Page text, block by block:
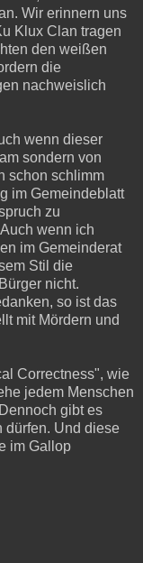
Wir erinnern uns
Klux Clan tragen
den weißen
die
nachweislich
wenn dieser
sondern von
schon schlimm
im Gemeindeblatt
zu
wenn ich
im Gemeinderat
Stil die
nicht.
so ist das
mit Mördern und
Correctness", wie
jedem Menschen
gibt es
dürfen. Und diese
im Gallop